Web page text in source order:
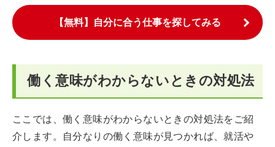
【無料】自分に合う仕事を探してみる
働く意味がわからないときの対処法
ここでは、働く意味がわからないときの対処法をご紹
介します。自分なりの働く意味が見つかれば、就活や